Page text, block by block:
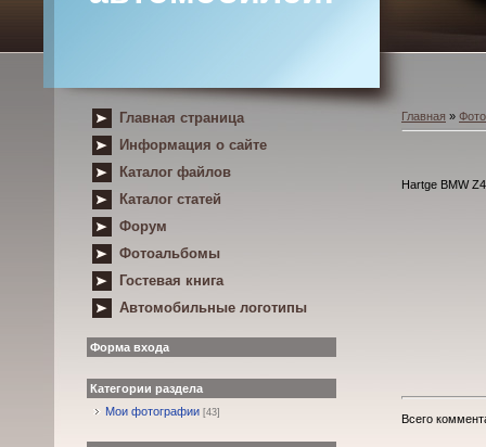
Главная страница
Информация о сайте
Каталог файлов
Каталог статей
Форум
Фотоальбомы
Гостевая книга
Автомобильные логотипы
Форма входа
Категории раздела
Мои фотографии [43]
Главная »
Hartge BMW
Всего